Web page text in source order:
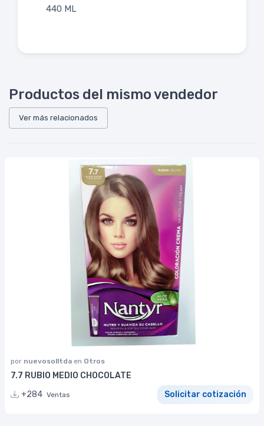
440 ML
Productos del mismo vendedor
Ver más relacionados
por nuevosolltda en Otros
7.7 RUBIO MEDIO CHOCOLATE
+284 Ventas Solicitar cotización